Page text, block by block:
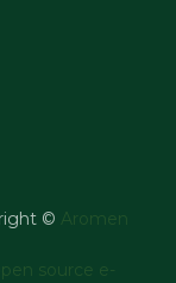
© Aromen
source e-